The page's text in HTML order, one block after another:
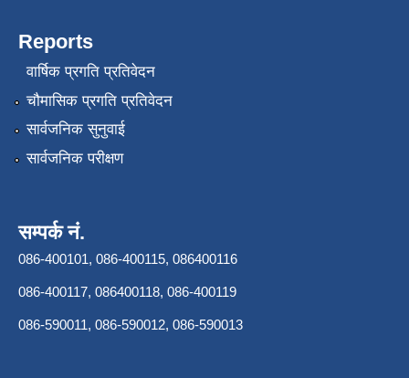
Reports
वार्षिक प्रगति प्रतिवेदन
चौमासिक प्रगति प्रतिवेदन
सार्वजनिक सुनुवाई
सार्वजनिक परीक्षण
सम्पर्क नं.
086-400101, 086-400115, 086400116
086-400117, 086400118, 086-400119
086-590011, 086-590012, 086-590013